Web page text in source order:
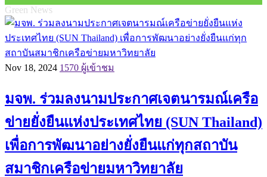
Green News
Nov 18, 2024 1570 ผู้เข้าชม
มจพ. ร่วมลงนามประกาศเจตนารมณ์เครือ
ข่ายยั่งยืนแห่งประเทศไทย (SUN Thailand)
เพื่อการพัฒนาอย่างยั่งยืนแก่ทุกสถาบัน
สมาชิกเครือข่ายมหาวิทยาลัย